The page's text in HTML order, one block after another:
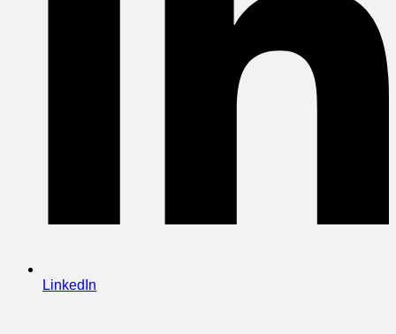
LinkedIn